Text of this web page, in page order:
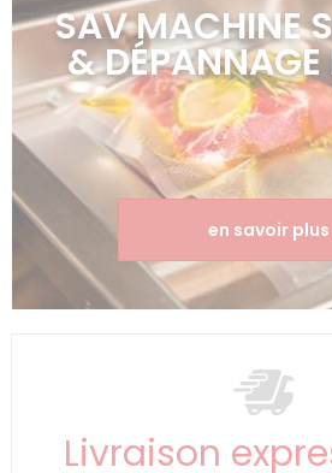
SAV MACHINE
& DÉPANNAGE
en savoir plus
Livraison